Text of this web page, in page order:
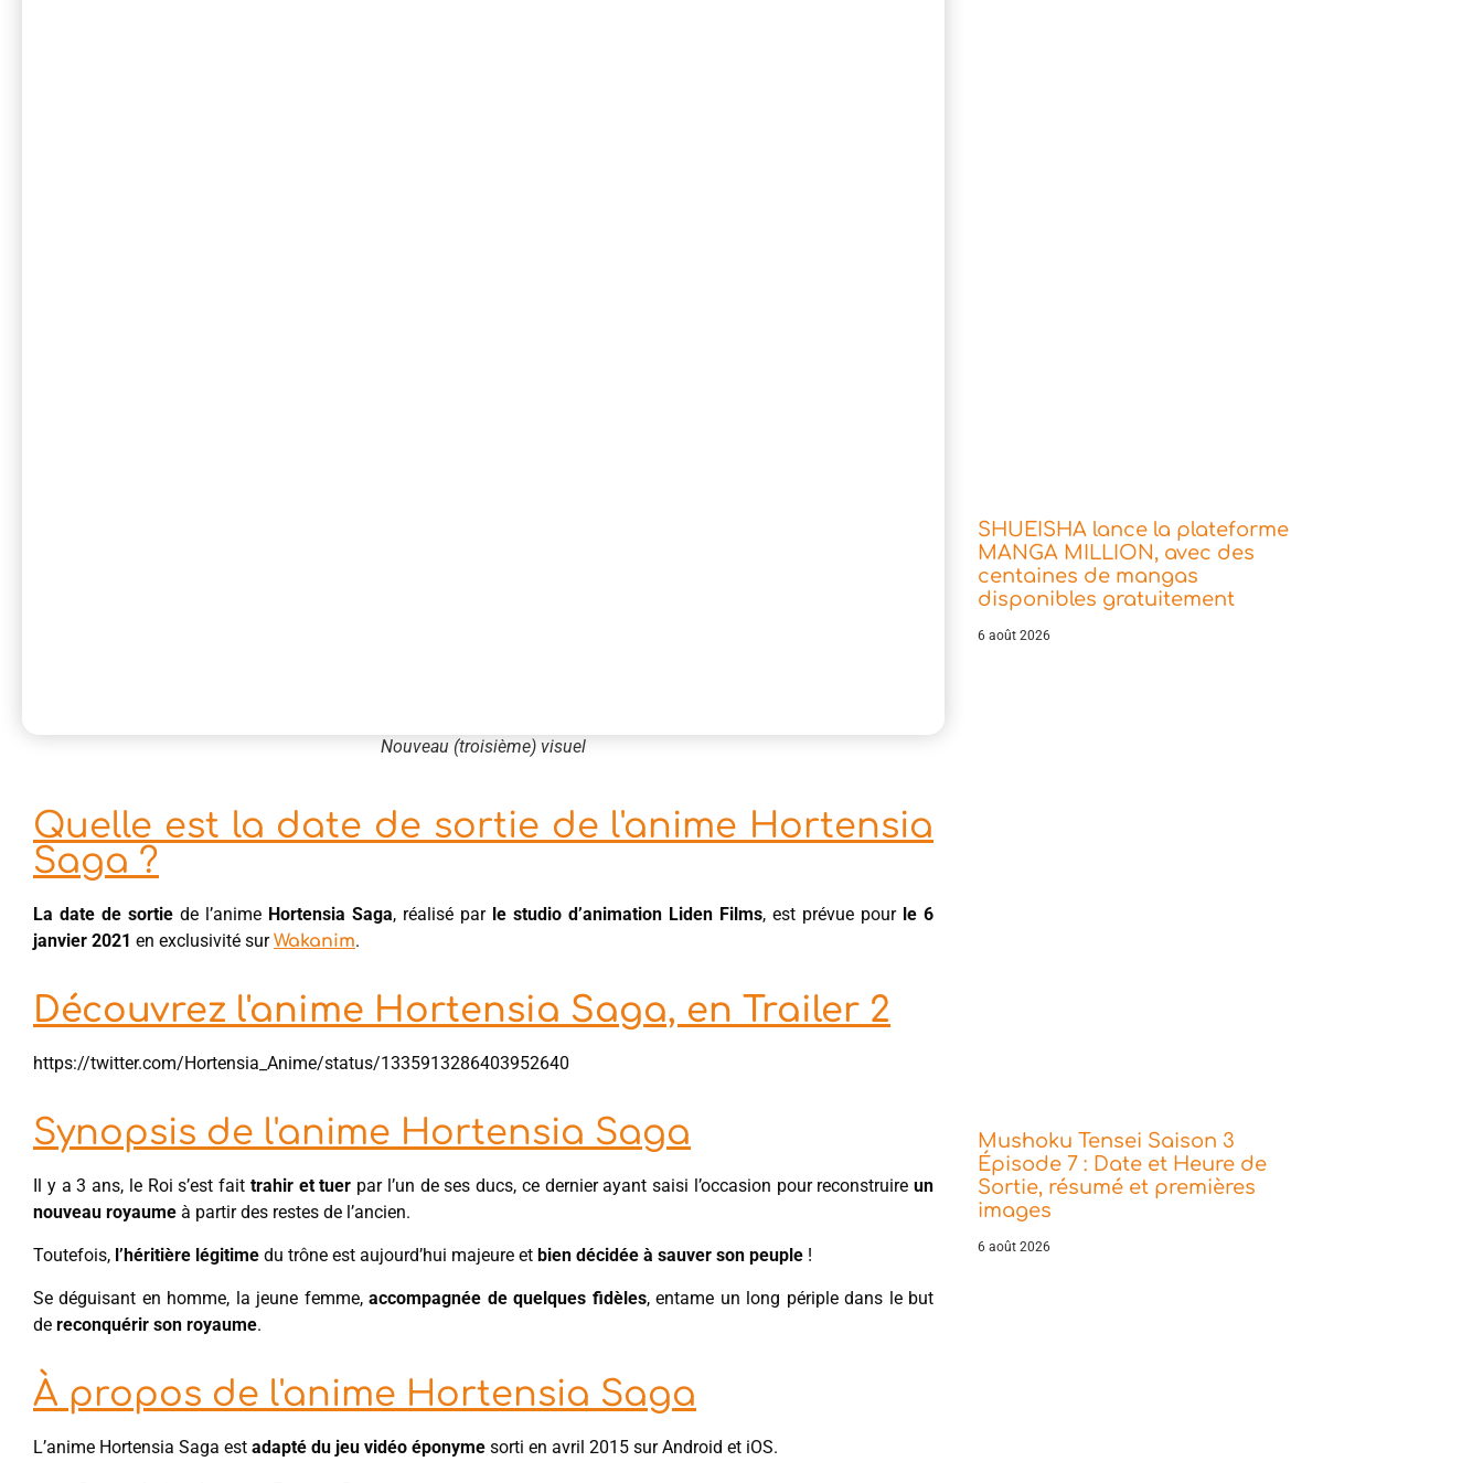
Nouveau (troisième) visuel
Quelle est la date de sortie de l'anime Hortensia
Saga ?
La date de sortie de l’anime Hortensia Saga, réalisé par le studio d’animation Liden Films, est prévue pour le 6
janvier 2021 en exclusivité surWakanim.
Découvrez l'anime Hortensia Saga, en Trailer 2
https://twitter.com/Hortensia_Anime/status/1335913286403952640
Synopsis de l'anime Hortensia Saga
Il y a 3 ans, le Roi s’est fait trahir et tuer par l’un de ses ducs, ce dernier ayant saisi l’occasion pour reconstruire un
nouveau royaume à partir des restes de l’ancien.
Toutefois, l’héritière légitime du trône est aujourd’hui majeure et bien décidée à sauver son peuple !
Se déguisant en homme, la jeune femme,accompagnée de quelques fidèles, entame un long périple dans le but
de reconquérir son royaume.
À propos de l'anime Hortensia Saga
L’anime Hortensia Saga est adapté du jeu vidéo éponyme sorti en avril 2015 sur Android et iOS.
SHUEISHA lance la plateforme
MANGA MILLION, avec des
centaines de mangas
disponibles gratuitement
6 août 2026
Mushoku Tensei Saison 3
Épisode 7 : Date et Heure de
Sortie, résumé et premières
images
6 août 2026